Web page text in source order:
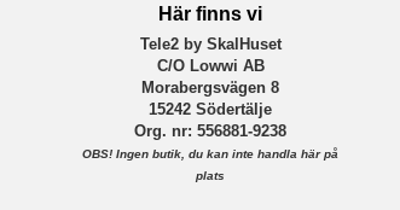
Här finns vi
Tele2 by SkalHuset
C/O Lowwi AB
Morabergsvägen 8
15242 Södertälje
Org. nr: 556881-9238
OBS! Ingen butik, du kan inte handla här på
plats